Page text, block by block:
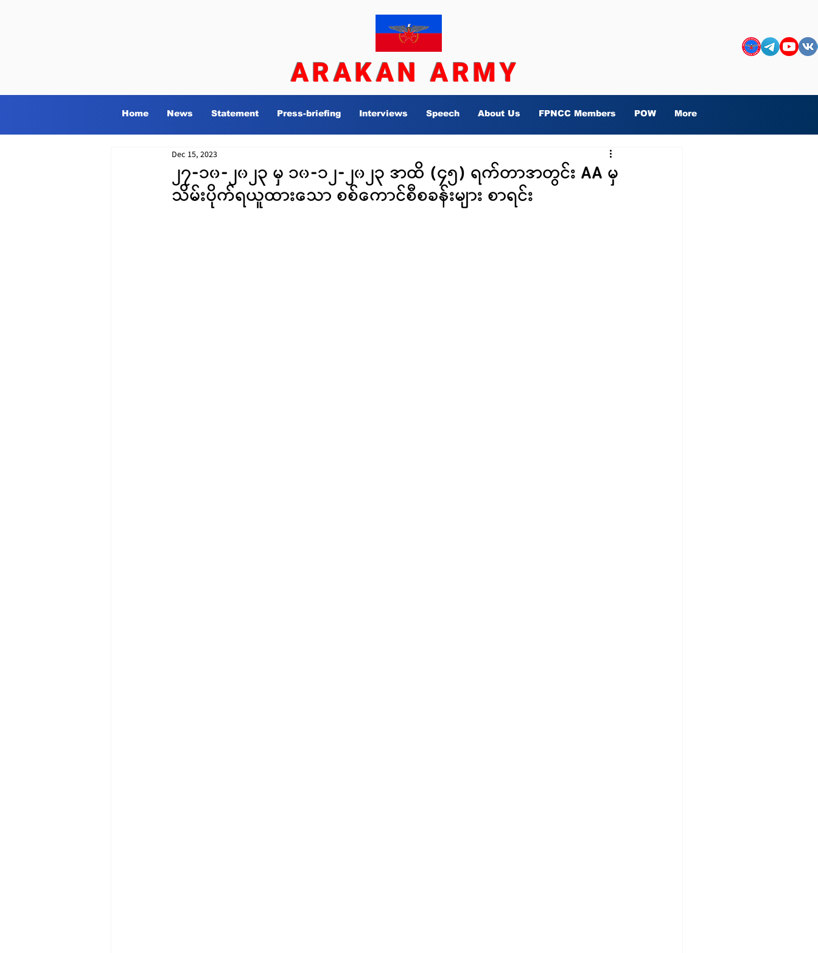
၂၇-၁၀-၂၀၂၃ မှ ၁၀-၁၂-၂၀၂၃ အထိ (၄၅) ရက်တာအတွင်း AA မှ
သိမ်းပိုက်ရယူထားသော စစ်ကောင်စီစခန်းများ စာရင်း
Dec 15, 2023
Home News Statement Press-briefing Interviews Speech About Us FPNCC Members POW More
ARAKAN ARMY